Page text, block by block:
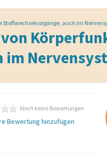
auch im
im
Noch keine Bewertungen
Bewertung hinzufügen